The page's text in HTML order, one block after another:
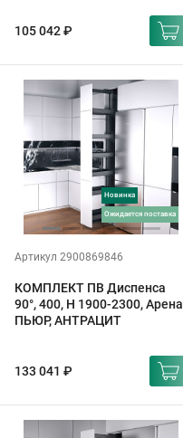
105 042 ₽
Новинка
ожидается поставка
Артикул 2900869846
КОМПЛЕКТ ПВ Диспенса
90°, 400, H 1900-2300, Арена
ПЬЮР, АНТРАЦИТ
133 041 ₽